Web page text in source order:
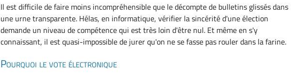
Il est difficile de faire moins incompréhensible que le décompte de bulletins glissés dans
une urne transparente. Hélas, en informatique, vérifier la sincérité d'une élection
demande un niveau de compétence qui est très loin d'être nul. Et même en s'y
connaissant, il est quasi-impossible de jurer qu'on ne se fasse pas rouler dans la farine.
Pourquoi le vote électronique